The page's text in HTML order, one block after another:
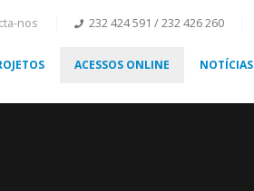
nos 232 424 591 / 232 426 260
ACESSOS ONLINE NOTÍCIAS